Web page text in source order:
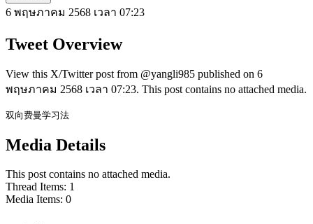
6 พฤษภาคม 2568 เวลา 07:23
Tweet Overview
View this X/Twitter post from @yangli985 published on 6
พฤษภาคม 2568 เวลา 07:23. This post contains no attached media.
双向费曼学习法
Media Details
This post contains no attached media.
Thread Items: 1
Media Items: 0